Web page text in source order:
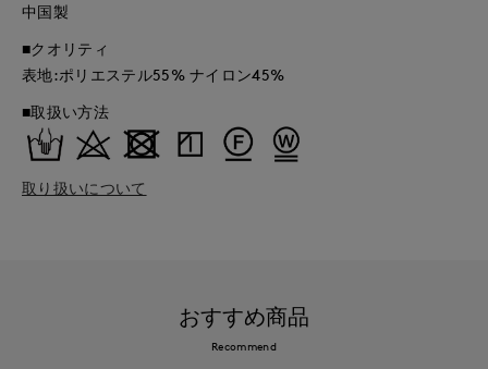
中国製
■クオリティ
表地:ポリエステル55% ナイロン45%
■取扱い方法
取り扱いについて
おすすめ商品
Recommend